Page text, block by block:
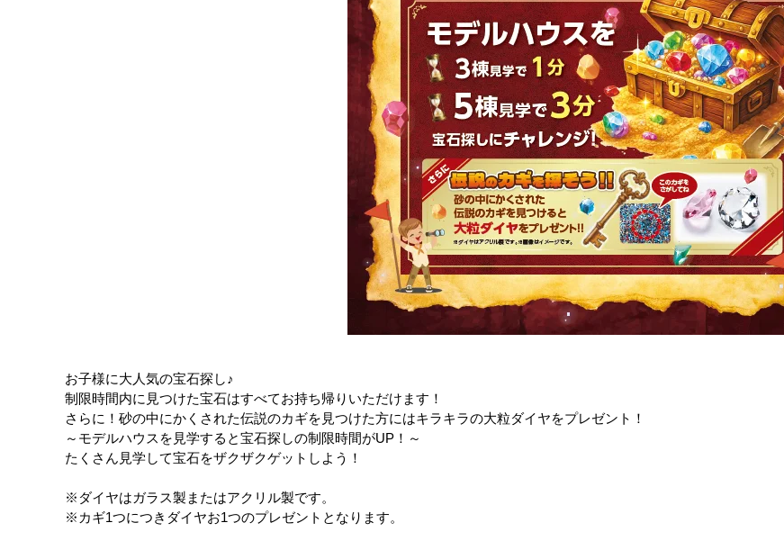
お子様に大人気の宝石探し♪
制限時間内に見つけた宝石はすべてお持ち帰りいただけます！
さらに！砂の中にかくされた伝説のカギを見つけた方にはキラキラの大粒ダイヤをプレゼント！
～モデルハウスを見学すると宝石探しの制限時間がUP！～
たくさん見学して宝石をザクザクゲットしよう！
※ダイヤはガラス製またはアクリル製です。
※カギ1つにつきダイヤお1つのプレゼントとなります。